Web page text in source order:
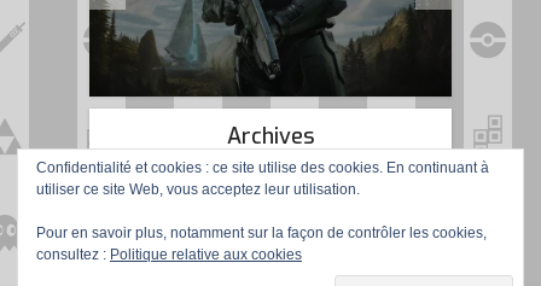
Archives
Confidentialité et cookies : ce site utilise des cookies. En continuant à
utiliser ce site Web, vous acceptez leur utilisation.
Pour en savoir plus, notamment sur la façon de contrôler les cookies,
consultez : Politique relative aux cookies